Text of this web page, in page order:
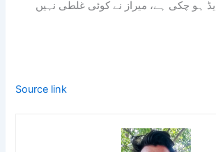
ڈیڈ ہو چکی ہے، میراز نے کوئی غلطی نہیں
Source link